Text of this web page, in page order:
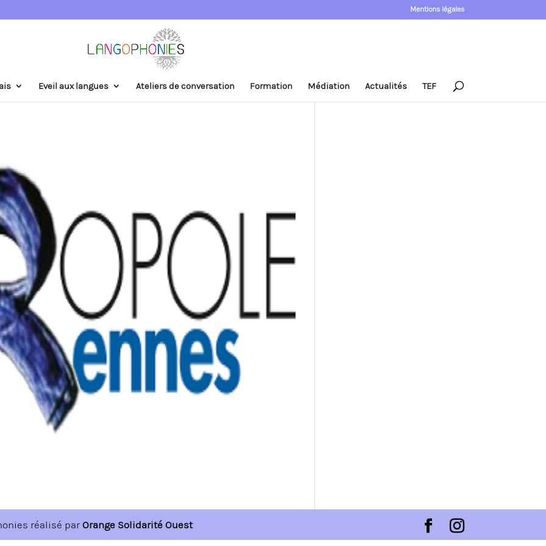
Mentions légales
Eveil aux langues Ateliers de conversation Formation Médiation Actualités TEF
réalisé par Orange Solidarité Ouest